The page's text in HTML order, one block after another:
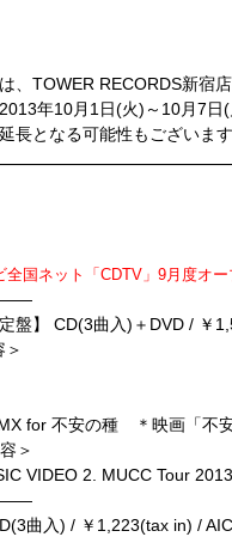
、TOWER RECORDS新宿
2013年10月1日(火)～10月7日
長となる可能性もございま
国ネット「CDTV」9月度オー
盤】
CD(3曲入)＋DVD / ￥
＞
for 不安の種 ＊映画「不
＞
VIDEO 2. MUCC Tour
曲入) / ￥1,223(tax in) /